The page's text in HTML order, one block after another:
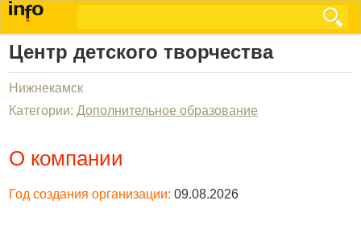
Центр детского творчества
Нижнекамск
Категории: Дополнительное образование
О компании
Год создания организации: 09.08.2026